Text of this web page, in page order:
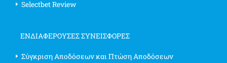
Selectbet Review
ΕΝΔΙΑΦΈΡΟΥΣΕΣ ΣΥΝΕΙΣΦΟΡΈΣ
Σύγκριση Αποδόσεων και Πτώση Αποδόσεων